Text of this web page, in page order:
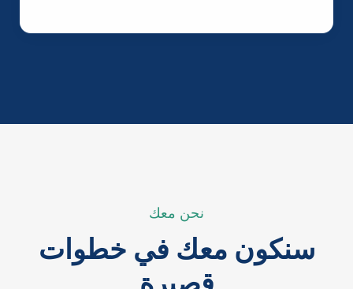
نحن معك
سنكون معك في خطوات